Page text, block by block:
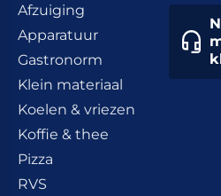
Afzuiging
Apparatuur
Gastronorm
Klein materiaal
Koelen & vriezen
Koffie & thee
Pizza
RVS